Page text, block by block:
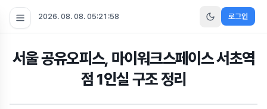
2026. 08. 08. 05:21:59 로그인
서울 공유오피스, 마이워크스페이스 서초역
점 1인실 구조 정리